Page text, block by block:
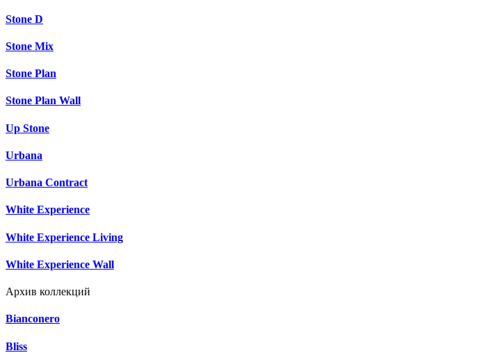
Stone D
Stone Mix
Stone Plan
Stone Plan Wall
Up Stone
Urbana
Urbana Contract
White Experience
White Experience Living
White Experience Wall
Архив коллекций
Bianconero
Bliss